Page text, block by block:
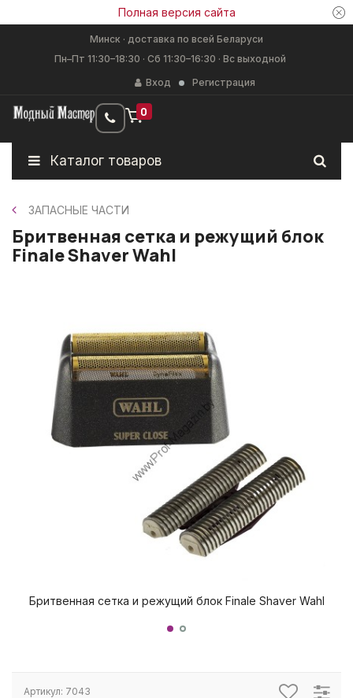
Полная версия сайта
Минск · доставка по всей Беларуси
Пн–Пт 11:30–18:30 · Сб 11:30–16:30 · Вс выходной
Вход
Регистрация
0
Каталог товаров
ЗАПАСНЫЕ ЧАСТИ
Бритвенная сетка и режущий блок
Finale Shaver Wahl
Бритвенная сетка и режущий блок Finale Shaver Wahl
Артикул: 7043